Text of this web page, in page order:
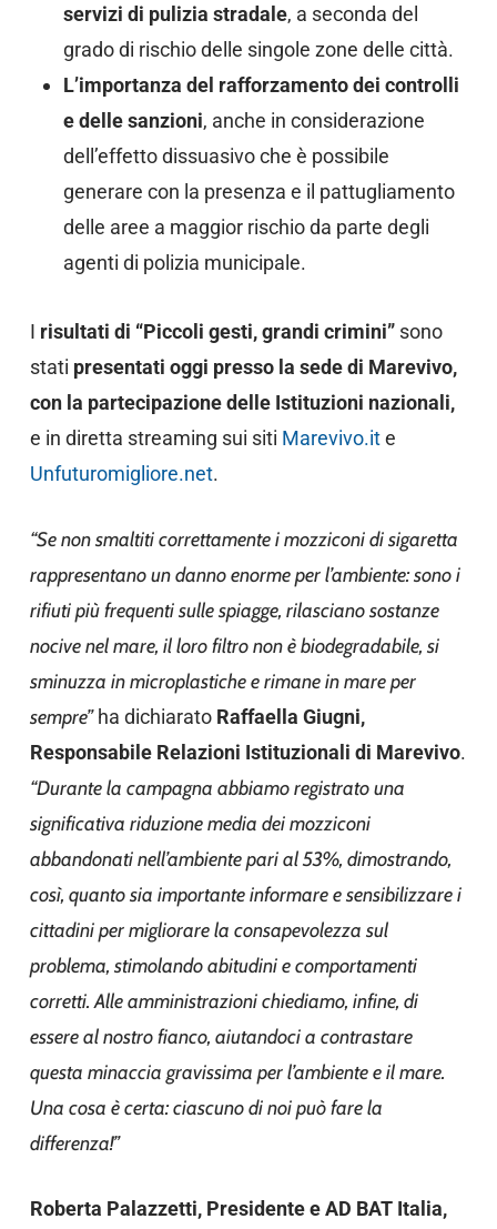
servizi di pulizia stradale, a seconda del
grado di rischio delle singole zone delle città.
L’importanza del rafforzamento dei controlli
e delle sanzioni, anche in considerazione
dell’effetto dissuasivo che è possibile
generare con la presenza e il pattugliamento
delle aree a maggior rischio da parte degli
agenti di polizia municipale.
I risultati di “Piccoli gesti, grandi crimini” sono
stati presentati oggi presso la sede di Marevivo,
con la partecipazione delle Istituzioni nazionali,
e in diretta streaming sui siti Marevivo.ite
Unfuturomigliore.net.
“Se non smaltiti correttamente i mozziconi di sigaretta
rappresentano un danno enorme per l’ambiente: sono i
rifiuti più frequenti sulle spiagge, rilasciano sostanze
nocive nel mare, il loro filtro non è biodegradabile, si
sminuzza in microplastiche e rimane in mare per
sempre” ha dichiarato Raffaella Giugni,
Responsabile Relazioni Istituzionali di Marevivo.
“Durante la campagna abbiamo registrato una
significativa riduzione media dei mozziconi
abbandonati nell’ambiente pari al 53%, dimostrando,
così, quanto sia importante informare e sensibilizzare i
cittadini per migliorare la consapevolezza sul
problema, stimolando abitudini e comportamenti
corretti. Alle amministrazioni chiediamo, infine, di
essere al nostro fianco, aiutandoci a contrastare
questa minaccia gravissima per l’ambiente e il mare.
Una cosa è certa: ciascuno di noi può fare la
differenza!”
Roberta Palazzetti, Presidente e AD BAT Italia,